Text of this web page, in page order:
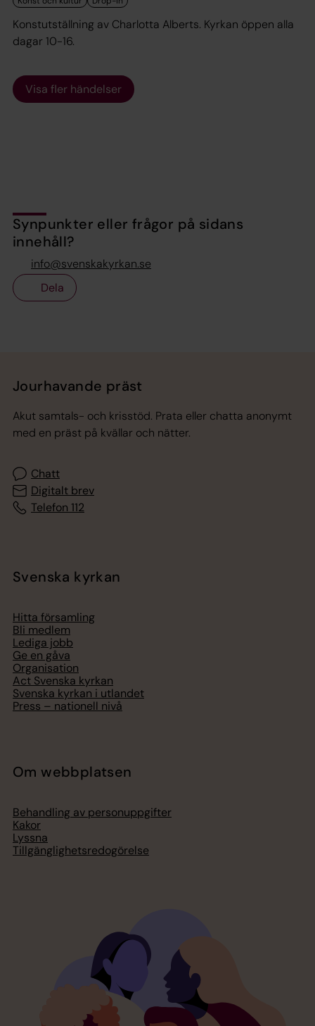
Konstutställning av Charlotta Alberts. Kyrkan öppen alla
dagar 10-16.
Visa fler händelser
Synpunkter eller frågor på sidans
innehåll?
info@svenskakyrkan.se
Dela
Jourhavande präst
Akut samtals- och krisstöd. Prata eller chatta anonymt
med en präst på kvällar och nätter.
Chatt
Digitalt brev
Telefon 112
Svenska kyrkan
Hitta församling
Bli medlem
Lediga jobb
Ge en gåva
Organisation
Act Svenska kyrkan
Svenska kyrkan i utlandet
Press – nationell nivå
Om webbplatsen
Behandling av personuppgifter
Kakor
Lyssna
Tillgänglighetsredogörelse